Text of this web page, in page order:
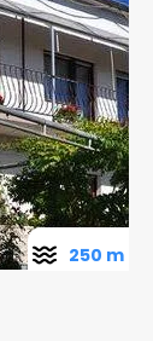
250 m